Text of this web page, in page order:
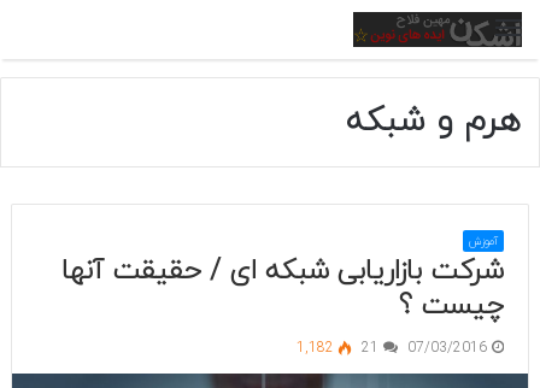
منو
هرم و شبکه
آموزش
شرکت بازاریابی شبکه ای / حقیقت آنها
چیست ؟
07/03/2016
21
1,182